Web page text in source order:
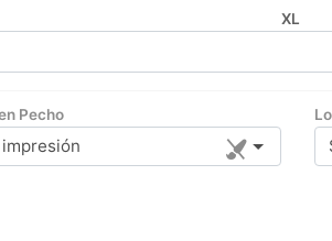
XL
Pecho